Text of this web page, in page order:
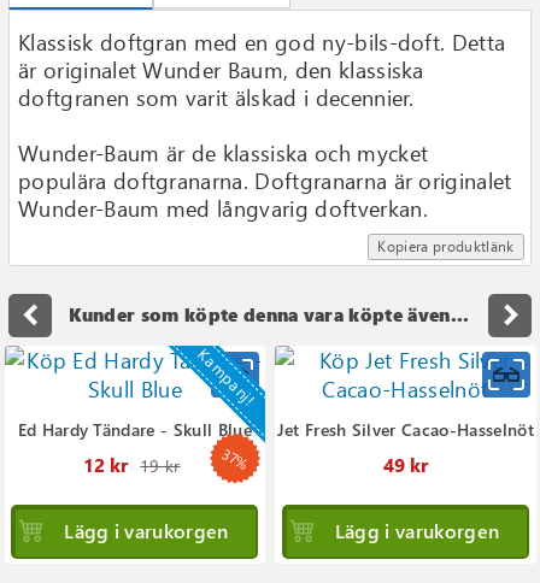
Kopiera produktlänk
Klassisk doftgran med en god ny-bils-doft. Detta
är originalet Wunder Baum, den klassiska
doftgranen som varit älskad i decennier.
Wunder-Baum är de klassiska och mycket
populära doftgranarna. Doftgranarna är originalet
Wunder-Baum med långvarig doftverkan.
Kunder som köpte denna vara köpte även...
Kampanj!
Ed Hardy Tändare - Skull Blue
12 kr 19 kr
Ordinarie
pris
37%
Lägg i varukorgen
Jet Fresh Silver Cacao-Hasselnöt
49 kr
Lägg i varukorgen
navigate_before navigate_next